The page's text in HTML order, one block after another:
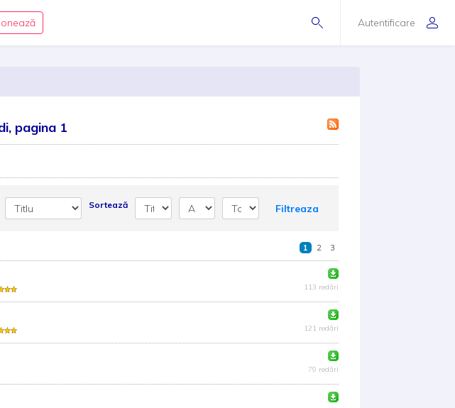
Autentificare
pagina 1
Sortează Filtreaza
1 2 3
113 redări
121 redări
79 redări